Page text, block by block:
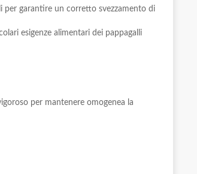
per garantire un corretto svezzamento di
esigenze alimentari dei pappagalli
per mantenere omogenea la